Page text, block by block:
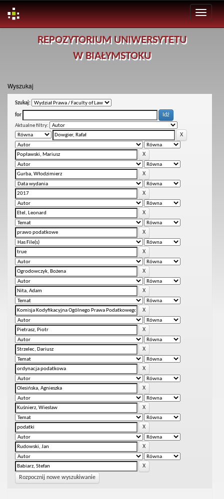
REPOZYTORIUM UNIWERSYTETU
W BIAŁYMSTOKU
Wyszukaj
Szukaj:
for
Aktualne filtry:
Rozpocznij nowe wyszukiwanie